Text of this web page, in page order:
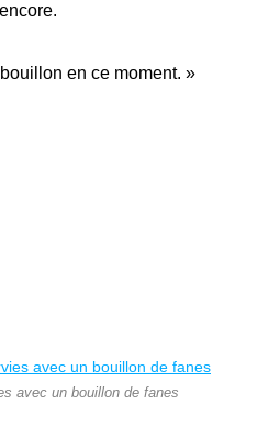
en ce moment. »
avec un bouillon de fanes